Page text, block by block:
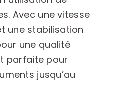
Avec une vitesse
une stabilisation
une qualité
parfaite pour
jusqu’au